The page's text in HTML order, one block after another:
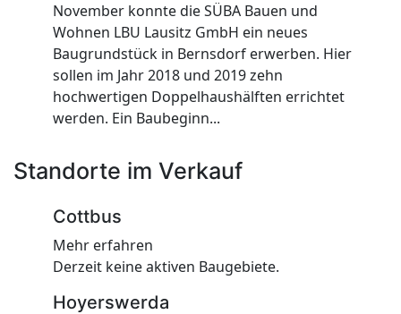
November konnte die SÜBA Bauen und
Wohnen LBU Lausitz GmbH ein neues
Baugrundstück in Bernsdorf erwerben. Hier
sollen im Jahr 2018 und 2019 zehn
hochwertigen Doppelhaushälften errichtet
werden. Ein Baubeginn...
Standorte im Verkauf
Cottbus
Mehr erfahren
Derzeit keine aktiven Baugebiete.
Hoyerswerda